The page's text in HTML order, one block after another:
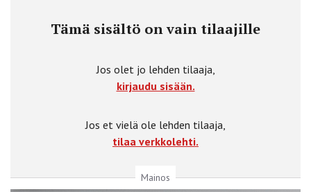
Tämä sisältö on vain tilaajille
Jos olet jo lehden tilaaja,
kirjaudu sisään.
Jos et vielä ole lehden tilaaja,
tilaa verkkolehti.
Mainos